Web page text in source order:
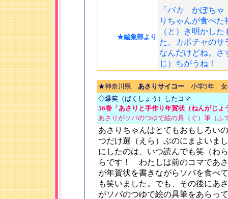
★編集部より
「バカ かぼち
りちゃんが食べ
（と）き明かし
た、カボチャのサ
なんだけどね。さ
じ）ちがうね！
★神奈川県 あさりサイコー小学5年 女
◇爆笑（ばくしょう）したコマ
56巻「あさりと手作り年賀状（ねんがじょ
あさりがソバのつゆで絵の具（ぐ）筆（ふ
あさりちゃんはとてもおもしろい
つだけ選（えら）ぶのにまよいま
にしたのは、いつ読んでも笑（わ
らです！ わたしは前のコマであ
が年賀状を書きながらソバを食べ
も笑いました。でも、その後にあ
がソバのつゆで絵の具筆をあらっ